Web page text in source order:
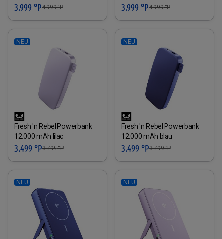
3.999 °P4.999°P 3.999 °P4.999°P
NEU
Fresh 'n Rebel Powerbank
12.000 mAh lilac
3.499 °P3.799°P
NEU
Fresh 'n Rebel Powerbank
12.000 mAh blau
3.499 °P3.799°P
NEU NEU